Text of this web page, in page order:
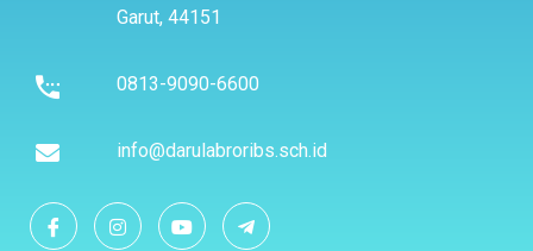
Garut, 44151
0813-9090-6600
info@darulabroribs.sch.id